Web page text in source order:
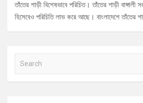
তাঁতের শাড়ী বিশেষভাবে পরিচিত। তাঁতের শাড়ী
হিসেবেও পরিচিতি লাভ করে আছে। বাংলাদেশে তাঁতের
a